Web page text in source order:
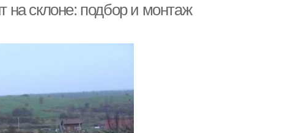
на склоне: подбор и монтаж